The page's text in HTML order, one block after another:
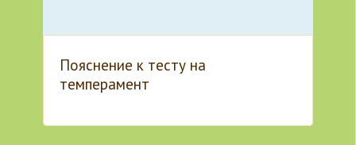
Пояснение к тесту на
темперамент